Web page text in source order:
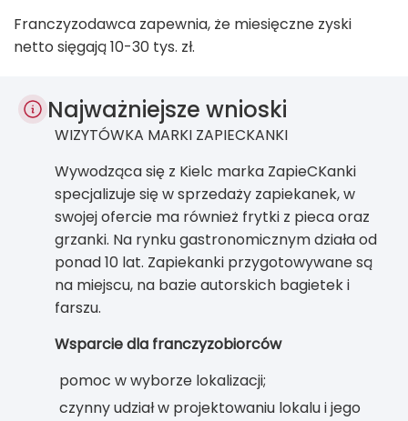
Franczyzodawca zapewnia, że miesięczne zyski
netto sięgają 10-30 tys. zł.
Najważniejsze wnioski
WIZYTÓWKA MARKI ZAPIECKANKI
Wywodząca się z Kielc marka ZapieCKanki
specjalizuje się w sprzedaży zapiekanek, w
swojej ofercie ma również frytki z pieca oraz
grzanki. Na rynku gastronomicznym działa od
ponad 10 lat. Zapiekanki przygotowywane są
na miejscu, na bazie autorskich bagietek i
farszu.
Wsparcie dla franczyzobiorców
pomoc w wyborze lokalizacji;
czynny udział w projektowaniu lokalu i jego